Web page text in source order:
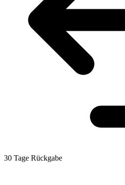
30 Tage Rückgabe